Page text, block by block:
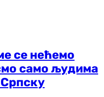
се нећемо
само људима